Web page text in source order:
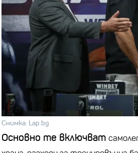
Снимка: Lap.bg
Основно те включват